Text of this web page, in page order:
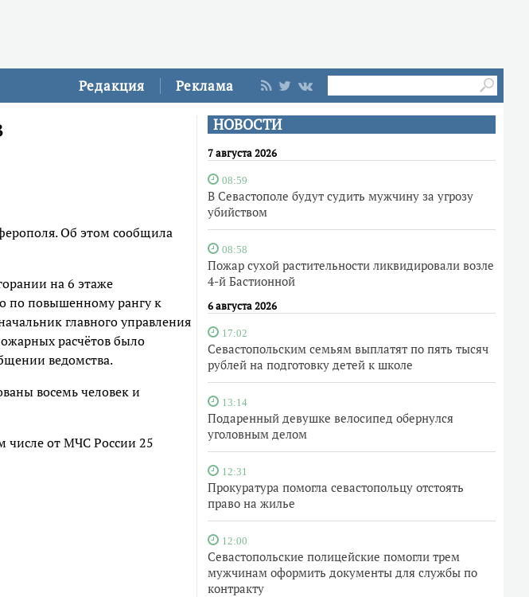
Редакция Реклама
НОВОСТИ
7 августа 2026
08:59
В Севастополе будут судить мужчину за угрозу
убийством
08:58
Пожар сухой растительности ликвидировали возле
4-й Бастионной
6 августа 2026
17:02
Севастопольским семьям выплатят по пять тысяч
рублей на подготовку детей к школе
13:14
Подаренный девушке велосипед обернулся
уголовным делом
12:31
Прокуратура помогла севастопольцу отстоять
право на жилье
12:00
Севастопольские полицейские помогли трем
мужчинам оформить документы для службы по
контракту
Об этом сообщила
на 6 этаже
по повышенному рангу к
главного управления
расчётов было
ведомства.
восемь человек и
числе от МЧС России 25